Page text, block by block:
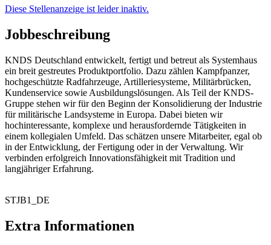
Diese Stellenanzeige ist leider inaktiv.
Jobbeschreibung
KNDS Deutschland entwickelt, fertigt und betreut als Systemhaus
ein breit gestreutes Produktportfolio. Dazu zählen Kampfpanzer,
hochgeschützte Radfahrzeuge, Artilleriesysteme, Militärbrücken,
Kundenservice sowie Ausbildungslösungen. Als Teil der KNDS-
Gruppe stehen wir für den Beginn der Konsolidierung der Industrie
für militärische Landsysteme in Europa. Dabei bieten wir
hochinteressante, komplexe und herausfordernde Tätigkeiten in
einem kollegialen Umfeld. Das schätzen unsere Mitarbeiter, egal ob
in der Entwicklung, der Fertigung oder in der Verwaltung. Wir
verbinden erfolgreich Innovationsfähigkeit mit Tradition und
langjähriger Erfahrung.
STJB1_DE
Extra Informationen